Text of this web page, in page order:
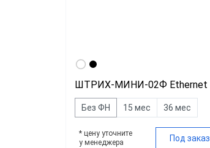
ШТРИХ-МИНИ-02Ф Ethernet
Без ФН 15 мес 36 мес
* цену уточните
у менеджера
Под заказ